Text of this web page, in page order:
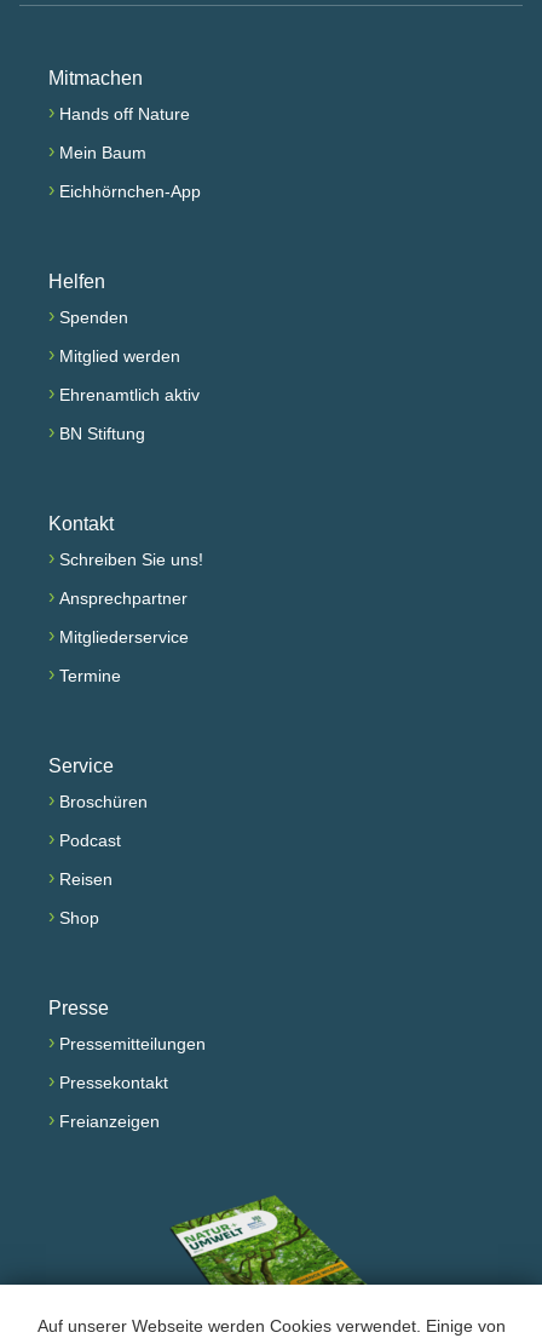
Auf unserer Webseite werden Cookies verwendet. Einige von
Mitmachen
› Hands off Nature
› Mein Baum
› Eichhörnchen-App
Helfen
› Spenden
› Mitglied werden
› Ehrenamtlich aktiv
› BN Stiftung
Kontakt
› Schreiben Sie uns!
› Ansprechpartner
› Mitgliederservice
› Termine
Service
› Broschüren
› Podcast
› Reisen
› Shop
Presse
› Pressemitteilungen
› Pressekontakt
› Freianzeigen